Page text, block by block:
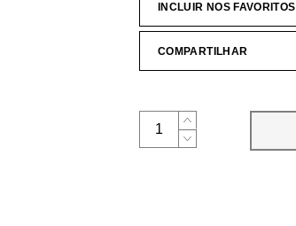
INCLUIR NOS FAVORITOS
COMPARTILHAR